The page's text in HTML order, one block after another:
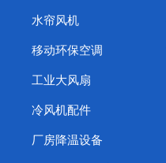
水帘风机
移动环保空调
工业大风扇
冷风机配件
厂房降温设备